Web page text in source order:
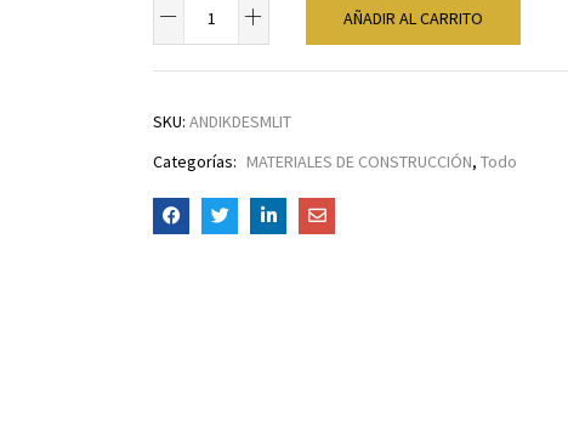
AÑADIR AL CARRITO
SKU: ANDIKDESMLIT
Categorías: MATERIALES DE CONSTRUCCIÓN, Todo